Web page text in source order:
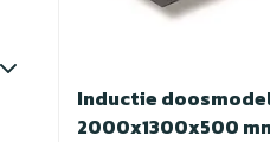
Inductie
2000x1300x500